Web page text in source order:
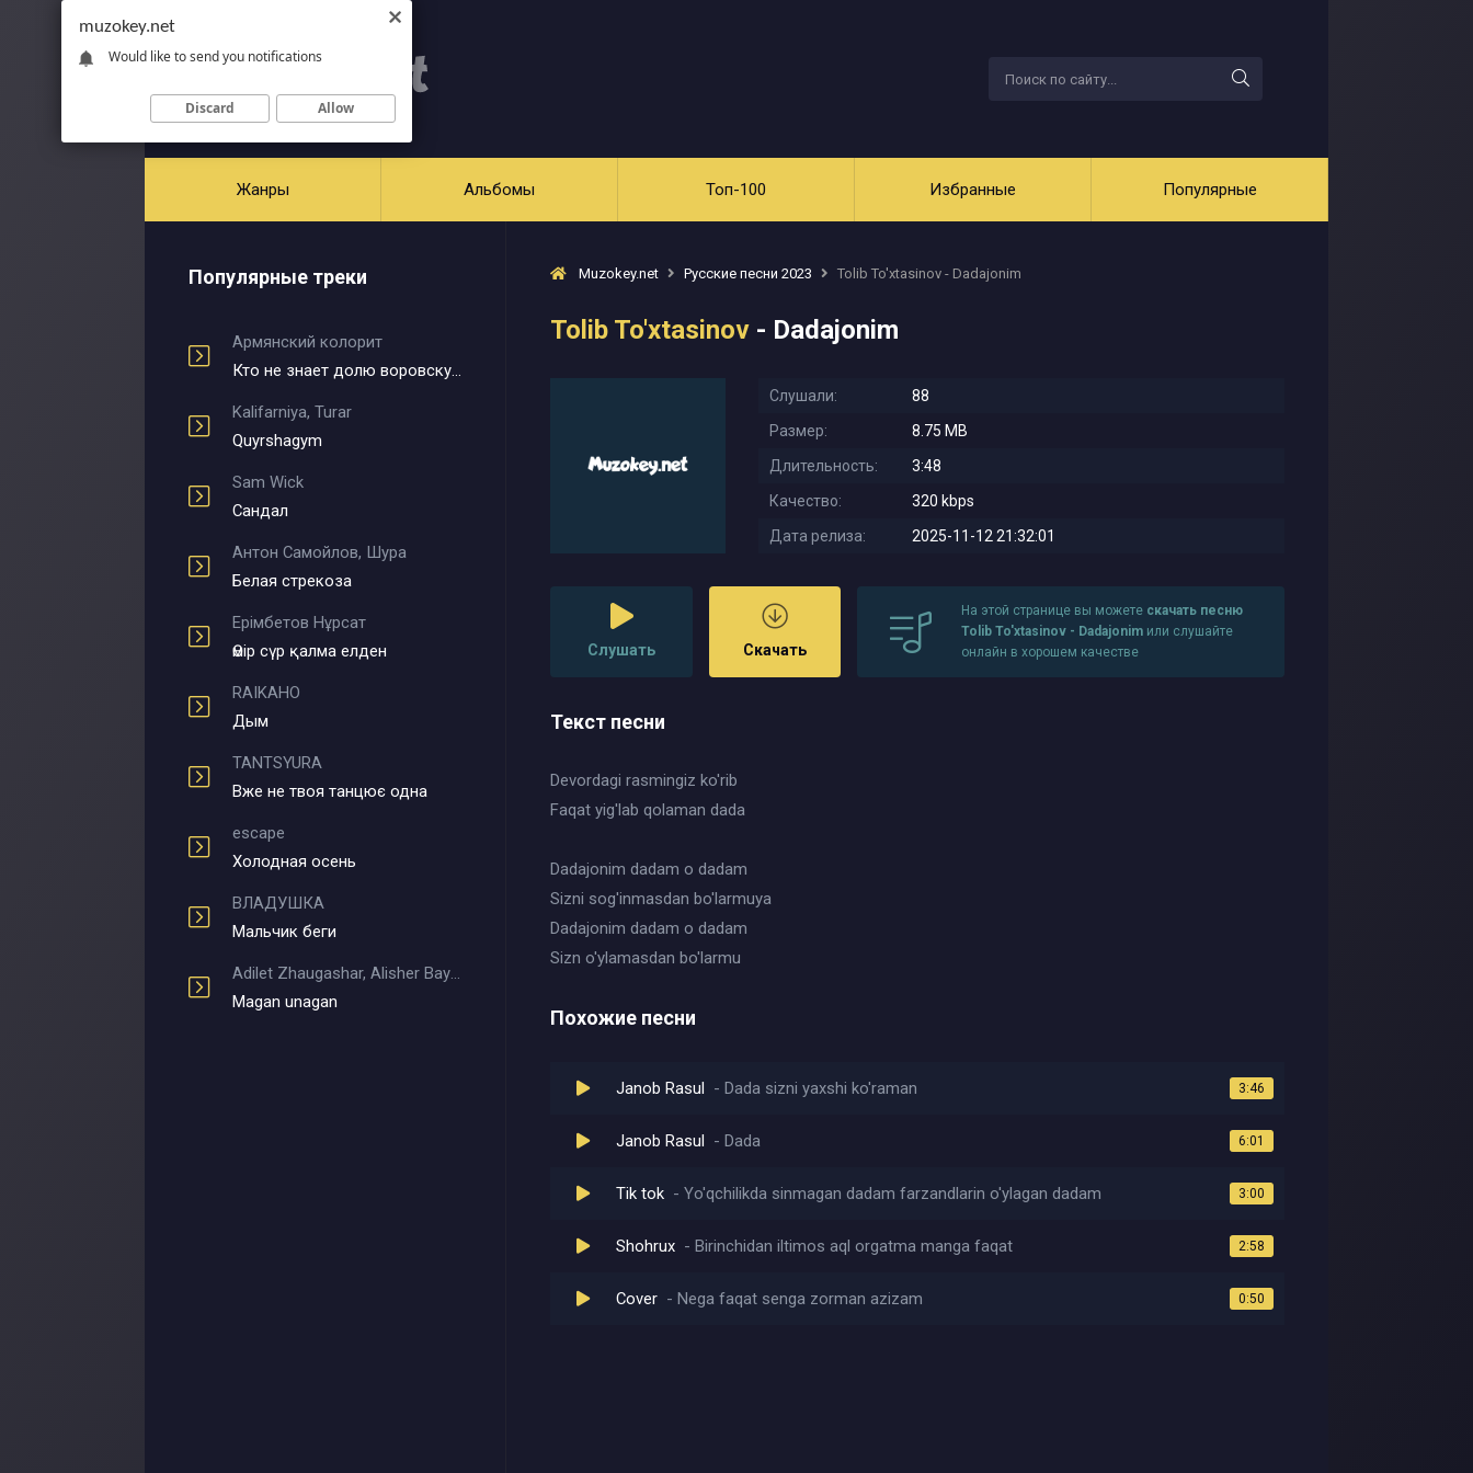
Жанры Альбомы Топ-100 Избранные Популярные
Популярные треки
Армянский колорит
Кто не знает долю воровскую
Kalifarniya, Turar
Quyrshagym
Sam Wick
Сандал
Антон Самойлов, Шура
Белая стрекоза
Ерімбетов Нұрсат
Өмір сүр қалма елден
RAIKAHO
Дым
TANTSYURA
Вже не твоя танцює одна
escape
Холодная осень
ВЛАДУШКА
Мальчик беги
Adilet Zhaugashar, Alisher Bayniyazov
Magan unagan
Muzokey.net Русские песни 2023 Tolib To'xtasinov - Dadajonim
Tolib To'xtasinov - Dadajonim
Слушали:
88
Размер:
8.75 MB
Длительность:
3:48
Качество:
320 kbps
Дата релиза:
2025-11-12 21:32:01
Слушать Скачать
На этой странице вы можете скачать песню
Tolib To'xtasinov - Dadajonim или слушайте
онлайн в хорошем качестве
Текст песни
Devordagi rasmingiz ko'rib
Faqat yig'lab qolaman dada
Dadajonim dadam o dadam
Sizni sog'inmasdan bo'larmuya
Dadajonim dadam o dadam
Sizn o'ylamasdan bo'larmu
Похожие песни
Janob Rasul Dada sizni yaxshi ko'raman 3:46
Janob Rasul Dada 6:01
Tik tok Yo'qchilikda sinmagan dadam farzandlarin o'ylagan dadam 3:00
Shohrux Birinchidan iltimos aql orgatma manga faqat 2:58
Cover Nega faqat senga zorman azizam 0:50
muzokey.net
Would like to send you notifications
Discard Allow